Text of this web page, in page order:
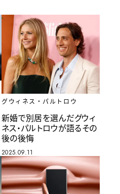
グウィネス・パルトロウ
新婚で別居を選んだグウィ
ネス・パルトロウが語るその
後の後悔
2025.09.11